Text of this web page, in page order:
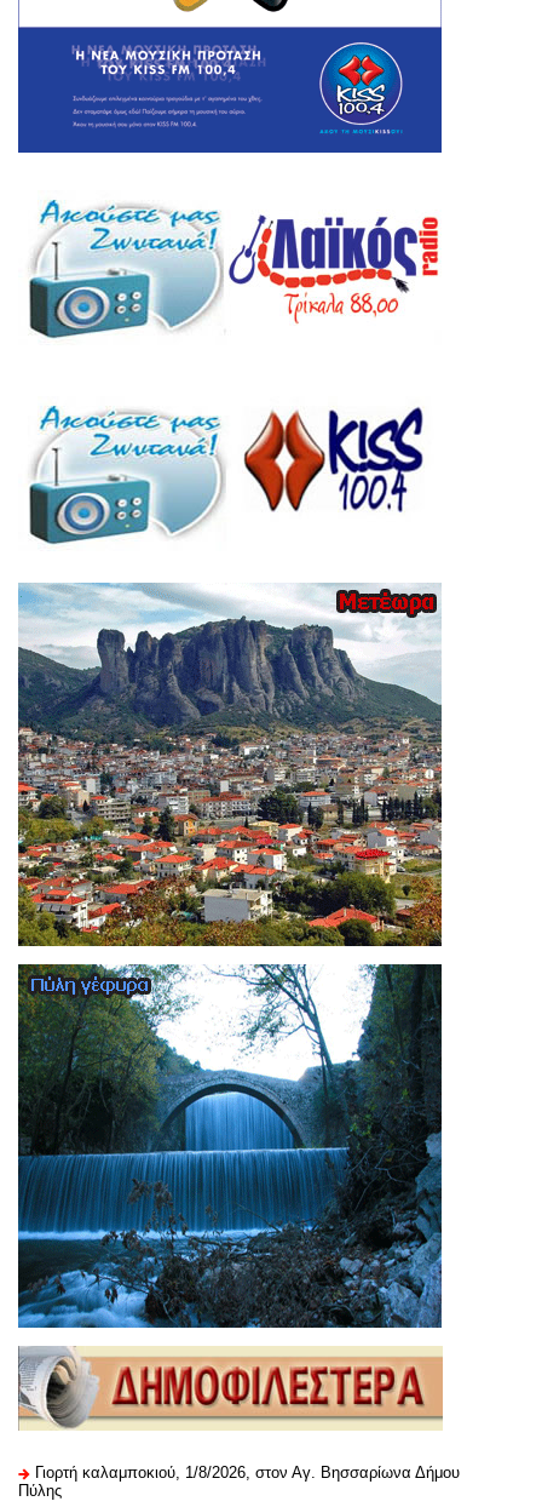
Γιορτή καλαμποκιού, 1/8/2026, στον Αγ. Βησσαρίωνα Δήμου
Πύλης